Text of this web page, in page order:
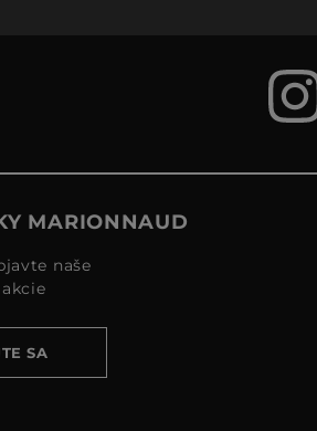
MARIONNAUD
naše
SA